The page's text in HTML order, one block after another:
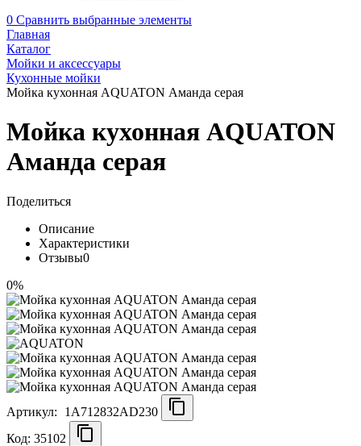
0 Сравнить выбранные элементы
Главная
Каталог
Мойки и аксессуары
Кухонные мойки
Мойка кухонная AQUATON Аманда серая
Мойка кухонная AQUATON
Аманда серая
Поделиться
Описание
Характеристики
Отзывы0
0%
Артикул:
1A712832AD230
Код: 35102